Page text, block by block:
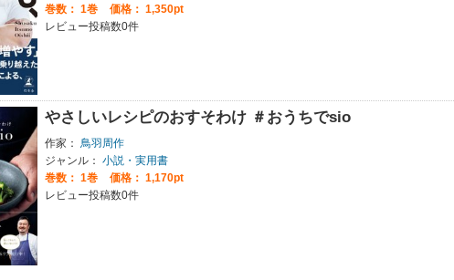
巻数： 1巻
価格： 1,350pt
レビュー投稿数0件
やさしいレシピのおすそわけ ＃おうちでsio
作家：
鳥羽周作
ジャンル： 小説・実用書
巻数： 1巻
価格： 1,170pt
レビュー投稿数0件